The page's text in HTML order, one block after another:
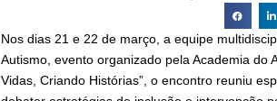
Nos dias 21 e 22 de março, a equipe
Autismo, evento organizado pela Academia do
Vidas, Criando Histórias”, o encontro reuniu